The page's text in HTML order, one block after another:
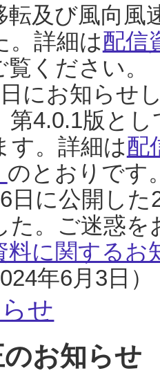
転及び風向風
。詳細は配信
覧ください。
にお知らせ
第4.0.1版と
す。詳細は配
のとおりです
日に公開し
た。ご迷惑
料に関するお
年6月3日）
せ
お知らせ